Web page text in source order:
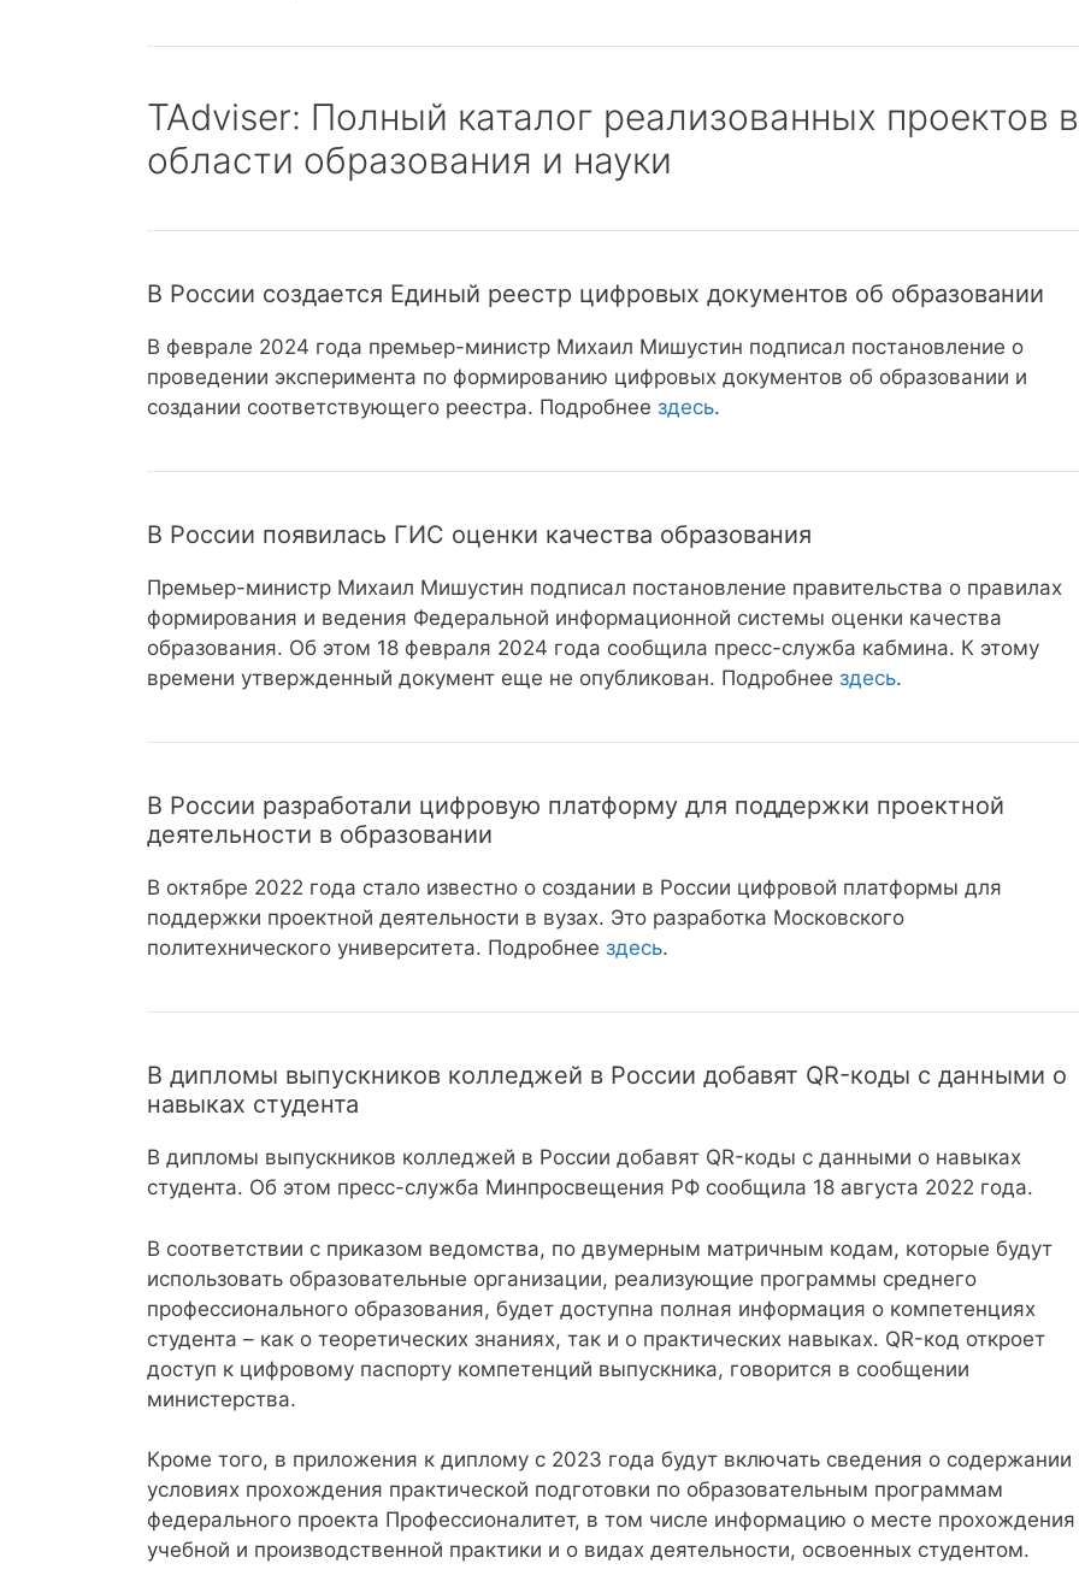
TAdviser: Полный каталог реализованных проектов в
области образования и науки
В России создается Единый реестр цифровых документов об образовании
В феврале 2024 года премьер-министр Михаил Мишустин подписал постановление о
проведении эксперимента по формированию цифровых документов об образовании и
создании соответствующего реестра. Подробнее здесь.
В России появилась ГИС оценки качества образования
Премьер-министр Михаил Мишустин подписал постановление правительства о правилах
формирования и ведения Федеральной информационной системы оценки качества
образования. Об этом 18 февраля 2024 года сообщила пресс-служба кабмина. К этому
времени утвержденный документ еще не опубликован. Подробнее здесь.
В России разработали цифровую платформу для поддержки проектной
деятельности в образовании
В октябре 2022 года стало известно о создании в России цифровой платформы для
поддержки проектной деятельности в вузах. Это разработка Московского
политехнического университета. Подробнее здесь.
В дипломы выпускников колледжей в России добавят QR-коды с данными о
навыках студента
В дипломы выпускников колледжей в России добавят QR-коды с данными о навыках
студента. Об этом пресс-служба Минпросвещения РФ сообщила 18 августа 2022 года.
В соответствии с приказом ведомства, по двумерным матричным кодам, которые будут
использовать образовательные организации, реализующие программы среднего
профессионального образования, будет доступна полная информация о компетенциях
студента – как о теоретических знаниях, так и о практических навыках. QR-код откроет
доступ к цифровому паспорту компетенций выпускника, говорится в сообщении
министерства.
Кроме того, в приложения к диплому с 2023 года будут включать сведения о содержании
условиях прохождения практической подготовки по образовательным программам
федерального проекта Профессионалитет, в том числе информацию о месте прохождения
учебной и производственной практики и о видах деятельности, освоенных студентом.